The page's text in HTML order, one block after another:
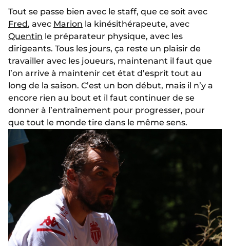
Tout se passe bien avec le staff, que ce soit avec
Fred, avec Marion la kinésithérapeute, avec
Quentin le préparateur physique, avec les
dirigeants. Tous les jours, ça reste un plaisir de
travailler avec les joueurs, maintenant il faut que
l’on arrive à maintenir cet état d’esprit tout au
long de la saison. C’est un bon début, mais il n’y a
encore rien au bout et il faut continuer de se
donner à l’entraînement pour progresser, pour
que tout le monde tire dans le même sens.